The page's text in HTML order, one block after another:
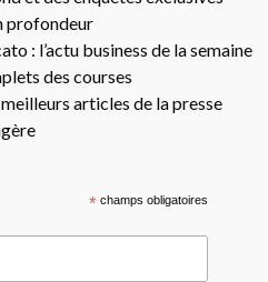
profondeur
: l’actu business de la semaine
des courses
articles de la presse
*champs obligatoires